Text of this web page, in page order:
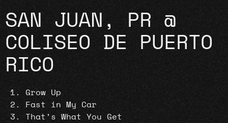
SAN JUAN, PR @
COLISEO DE PUERTO
RICO
Grow Up
Fast in My Car
That’s What You Get